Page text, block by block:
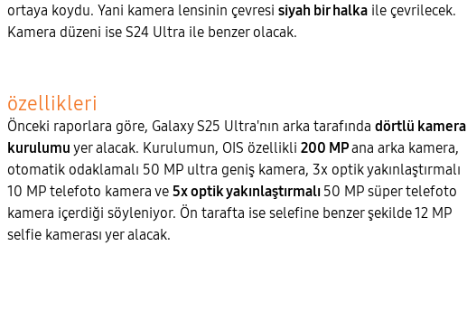
ortaya koydu. Yani kamera lensinin çevresi siyah bir halka ile çevrilecek.
Kamera düzeni ise S24 Ultra ile benzer olacak.
özellikleri
Önceki raporlara göre, Galaxy S25 Ultra'nın arka tarafında dörtlü kamera
kurulumu yer alacak. Kurulumun, OIS özellikli 200 MPana arka kamera,
otomatik odaklamalı 50 MP ultra geniş kamera, 3x optik yakınlaştırmalı
10 MP telefoto kamera ve 5x optik yakınlaştırmalı 50 MP süper telefoto
kamera içerdiği söyleniyor. Ön tarafta ise selefine benzer şekilde 12 MP
selfie kamerası yer alacak.